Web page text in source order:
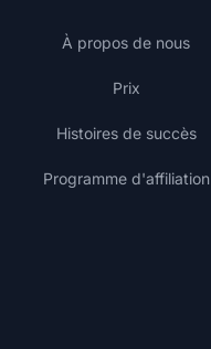
À propos de nous
Prix
Histoires de succès
Programme d'affiliation